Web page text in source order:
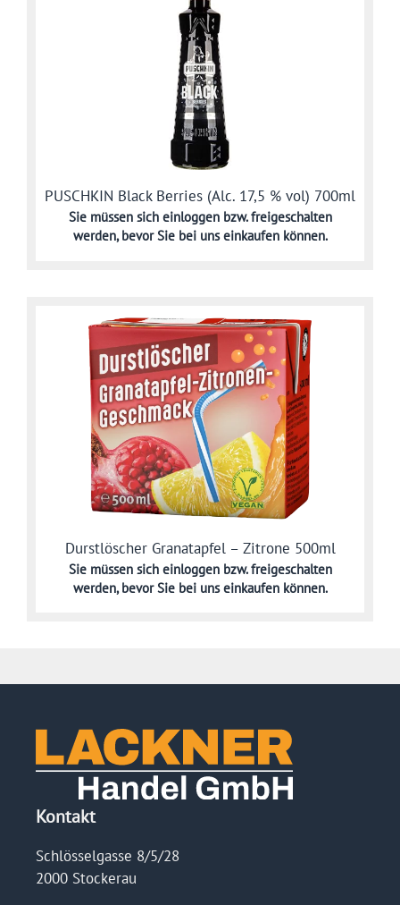
PUSCHKIN Black Berries (Alc. 17,5 % vol) 700ml
Sie müssen sich einloggen bzw. freigeschalten
werden,bevor Sie bei uns einkaufen können.
Durstlöscher Granatapfel – Zitrone 500ml
Sie müssen sich einloggen bzw. freigeschalten
werden,bevor Sie bei uns einkaufen können.
Kontakt
Schlösselgasse 8/5/28
2000 Stockerau